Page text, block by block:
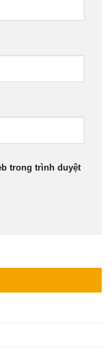
trong trình duyệt